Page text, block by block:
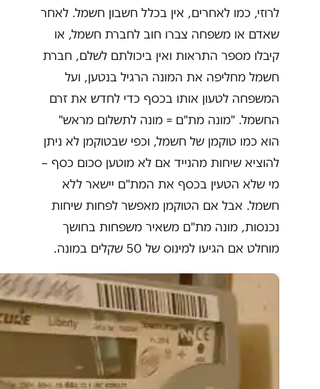
לרוזי, כמו לאחרים, אין בכלל חשבון חשמל. לאחר
שאדם או משפחה צברו חוב לחברת חשמל, או
קיבלו מספר התראות ואין ביכולתם לשלם, חברת
חשמל מחליפה את המונה הרגיל בנטען, ועל
המשפחה לטעון אותו בכסף כדי לחדש את זרם
החשמל. "מונה מת"ם = מונה לתשלום מראש"
הוא כמו טוקמן של חשמל, וכפי שבטוקמן לא ניתן
להוציא שיחות מהנייד אם לא מוטען סכום כסף –
מי שלא הטעין בכסף את המת"ם יישאר ללא
חשמל. אבל אם הטוקמן מאפשר לפחות שיחות
נכנסות, מונה מת"ם משאיר משפחות בחושך
מוחלט אם הגיעו למינוס של 50 שקלים במונה.